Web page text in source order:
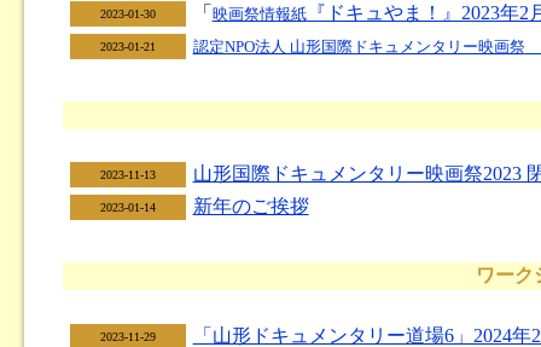
2023-01-30 「 映画祭情報紙『ドキュやま！』2023年2
2023-01-21 認定NPO法人 山形国際ドキュメンタリー映画祭
2023-11-13 山形国際ドキュメンタリー映画祭2023
2023-01-14 新年のご挨拶
ワーク
2023-11-29 「山形ドキュメンタリー道場6」2024